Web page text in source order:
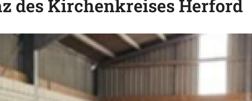
des Kirchenkreises Herford